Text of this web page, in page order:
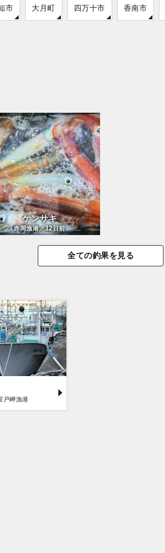
市 大月町 四万十市 香南市
ケンサキ
赤岡漁港／12日前
全ての釣果を見る
戸岬漁港